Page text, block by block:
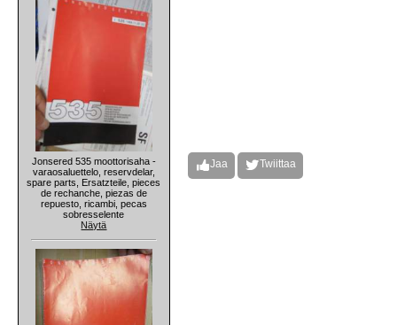
Jonsered 535 moottorisaha -
varaosaluettelo, reservdelar,
spare parts, Ersatzteile, pieces
de rechanche, piezas de
repuesto, ricambi, pecas
sobresselente
Näytä
Jaa Twiittaa